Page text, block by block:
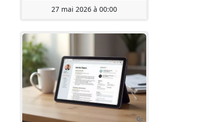
27 mai 2026 à 00:00